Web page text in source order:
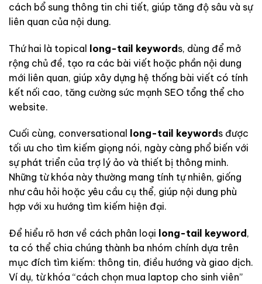
cách bổ sung thông tin chi tiết, giúp tăng độ sâu và sự
liên quan của nội dung.
Thứ hai là topical long-tail keywords, dùng để mở
rộng chủ đề, tạo ra các bài viết hoặc phần nội dung
mới liên quan, giúp xây dựng hệ thống bài viết có tính
kết nối cao, tăng cường sức mạnh SEO tổng thể cho
website.
Cuối cùng, conversational long-tail keyword s được
tối ưu cho tìm kiếm giọng nói, ngày càng phổ biến với
sự phát triển của trợ lý ảo và thiết bị thông minh.
Những từ khóa này thường mang tính tự nhiên, giống
như câu hỏi hoặc yêu cầu cụ thể, giúp nội dung phù
hợp với xu hướng tìm kiếm hiện đại.
Để hiểu rõ hơn về cách phân loại long-tail keyword ,
ta có thể chia chúng thành ba nhóm chính dựa trên
mục đích tìm kiếm: thông tin, điều hướng và giao dịch.
Ví dụ, từ khóa “cách chọn mua laptop cho sinh viên”